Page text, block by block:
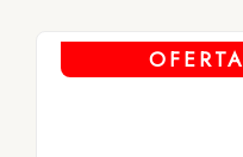
OFERTA